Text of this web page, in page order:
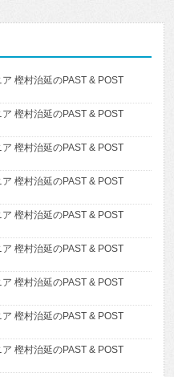
樫村治延のPAST & POST
樫村治延のPAST & POST
樫村治延のPAST & POST
樫村治延のPAST & POST
樫村治延のPAST & POST
樫村治延のPAST & POST
樫村治延のPAST & POST
樫村治延のPAST & POST
樫村治延のPAST & POST